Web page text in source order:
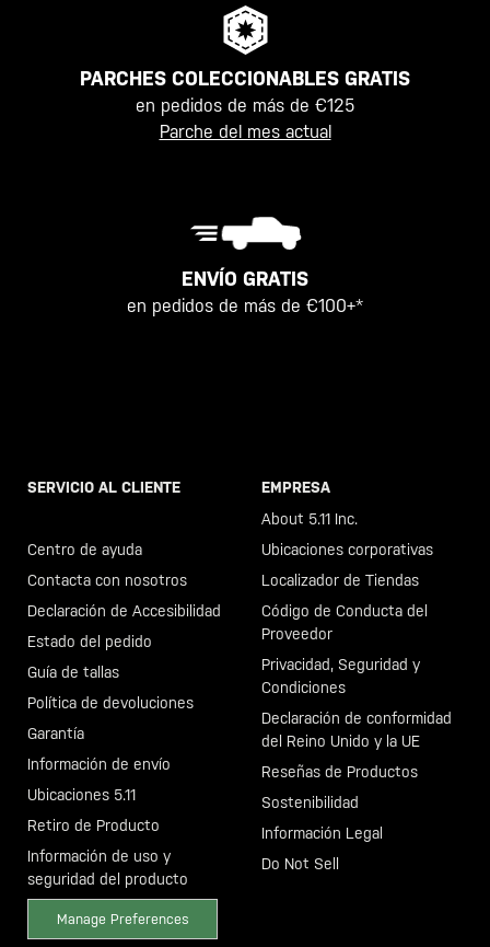
PARCHES COLECCIONABLES GRATIS
en pedidos de más de €125
Parche del mes actual
ENVÍO GRATIS
en pedidos de más de €100+*
SERVICIO AL CLIENTE
Centro de ayuda
Contacta con nosotros
Declaración de Accesibilidad
Estado del pedido
Guía de tallas
Política de devoluciones
Garantía
Información de envío
Ubicaciones 5.11
Retiro de Producto
Información de uso y
seguridad del producto
Manage Preferences
EMPRESA
About 5.11 Inc.
Ubicaciones corporativas
Localizador de Tiendas
Código de Conducta del
Proveedor
Privacidad, Seguridad y
Condiciones
Declaración de conformidad
del Reino Unido y la UE
Reseñas de Productos
Sostenibilidad
Información Legal
Do Not Sell